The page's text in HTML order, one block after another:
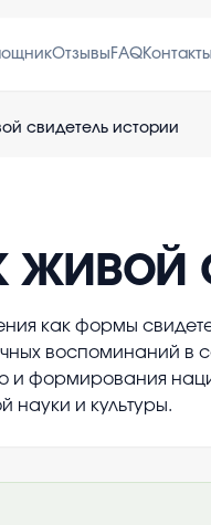
Отзывы FAQКонтакты
свидетель истории
как формы
воспоминаний в
формирования
науки и культуры.